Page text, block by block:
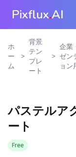
Pixflux.AI
ホ
ー
ム
>
背景
テン
プレ
ート
>
企業
ゼン
ョン
パステルア
ート
Free